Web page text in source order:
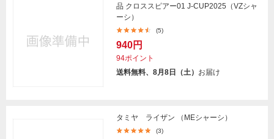
品 クロススピアー01 J-CUP2025（VZシャ
ーシ）
(5)
940円
94ポイント
送料無料、8月8日（土） お届け
タミヤ ライザン （MEシャーシ）
(3)